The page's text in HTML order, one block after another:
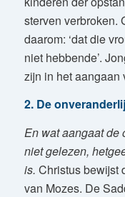
sterven verbroken.
daarom: ‘dat die
niet hebbende’.
zijn in het aangaan
2. De
En wat aangaat de
niet gelezen,
is. Christus bewijst
van Mozes. De